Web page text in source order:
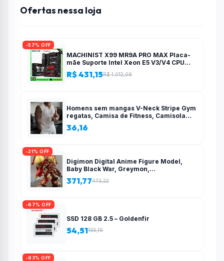
Ofertas nessa loja
-57% OFF
MACHINIST X99 MR9A PRO MAX Placa-
mãe Suporte Intel Xeon E5 V3/V4 CPU
LGA 2011-3 Processador DDR4 Quatro
canais RAM NVME M.2
R$ 431,15R$ 1.012,09
Homens sem mangas V-Neck Stripe Gym
regatas, Camisa de Fitness, Camisola
esportiva, Roupas de ginástica, Colete de
treinamento, Novo, Verão, 2022 –
36,16
-21% OFF
Digimon Digital Anime Figure Model,
Baby Black War, Greymon,
Misericordioso Mode Action Brinquedos
colecionáveis para crianças, Infância
371,77473,22
-67% OFF
SSD 128 GB 2.5 – Goldenfir
54,51165,16
-93% OFF